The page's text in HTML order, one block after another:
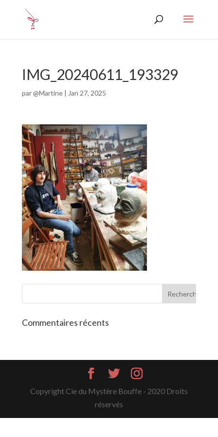
IMG_20240611_193329
par@Martine| Jan 27, 2025
Commentaires récents
Copyright Cie du Mystère Bouffe - 2020 Droits
réservés